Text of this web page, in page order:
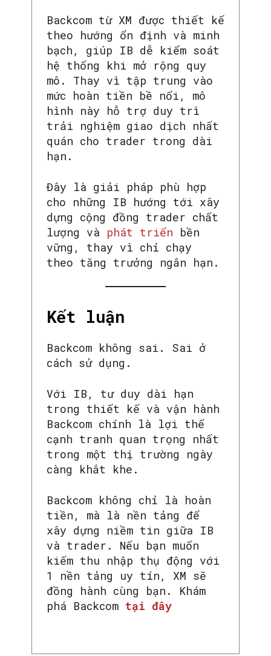
SEARCH...
Backcom từ XM được thiết kế
theo hướng ổn định và minh
bạch, giúp IB dễ kiểm soát
hệ thống khi mở rộng quy
mô. Thay vì tập trung vào
mức hoàn tiền bề nổi, mô
hình này hỗ trợ duy trì
trải nghiệm giao dịch nhất
quán cho trader trong dài
hạn.
Đây là giải pháp phù hợp
cho những IB hướng tới xây
dựng cộng đồng trader chất
lượng và phát triển bền
vững, thay vì chỉ chạy
theo tăng trưởng ngắn hạn.
Kết luận
Backcom không sai. Sai ở
cách sử dụng.
Với IB, tư duy dài hạn
trong thiết kế và vận hành
Backcom chính là lợi thế
cạnh tranh quan trọng nhất
trong một thị trường ngày
càng khắt khe.
Backcom không chỉ là hoàn
tiền, mà là nền tảng để
xây dựng niềm tin giữa IB
và trader. Nếu bạn muốn
kiếm thu nhập thụ động với
1 nền tảng uy tín, XM sẽ
đồng hành cùng bạn. Khám
phá Backcom tại đây